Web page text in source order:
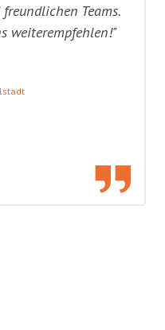
Teams.
weiterempfehlen!"